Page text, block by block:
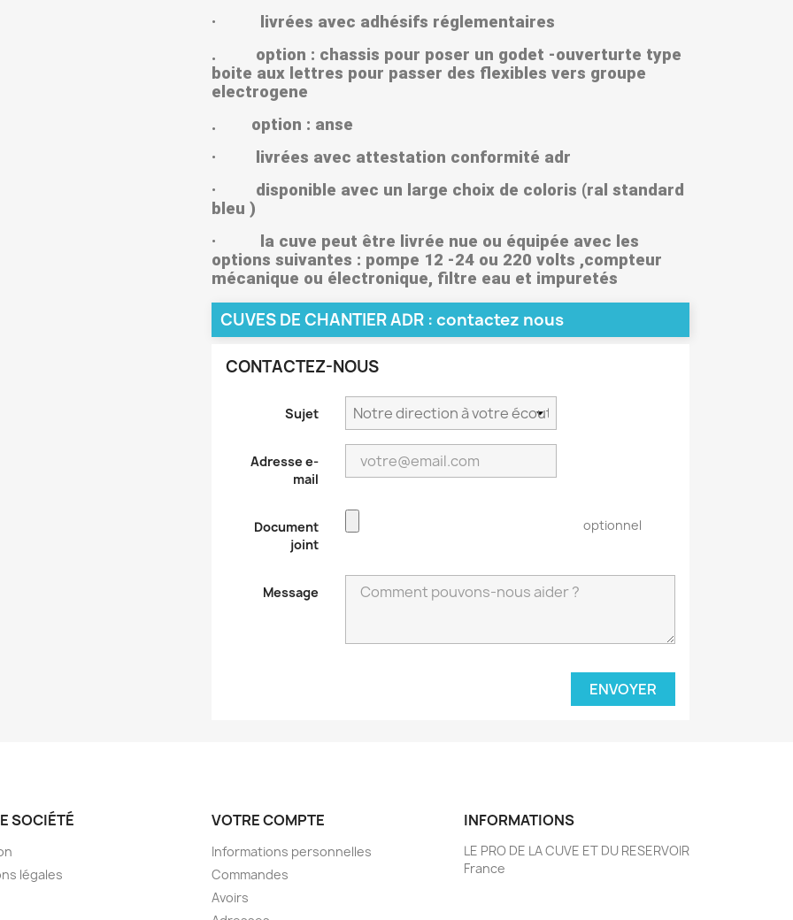
· livrées avec adhésifs réglementaires
. option : chassis pour poser un godet -ouverturte type
boite aux lettres pour passer des flexibles vers groupe
electrogene
. option : anse
· livrées avec attestation conformité adr
· disponible avec un large choix de coloris (ral standard
bleu )
· la cuve peut être livrée nue ou équipée avec les
options suivantes : pompe 12 -24 ou 220 volts ,compteur
mécanique ou électronique, filtre eau et impuretés
CUVES DE CHANTIER ADR : contactez nous
CONTACTEZ-NOUS
Sujet
Adresse e-
mail
Document
joint
optionnel
Message
SOCIÉTÉ
légales
VOTRE COMPTE
Informations personnelles
Commandes
Avoirs
INFORMATIONS
LE PRO DE LA CUVE ET DU RESERVOIR
France